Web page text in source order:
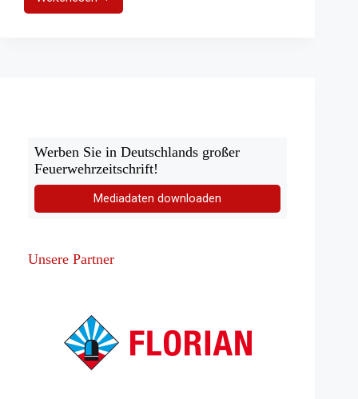
Zwei
Tage
Werben Sie in Deutschlands großer
Feuerwehrzeitschrift!
Mediadaten downloaden
Unsere Partner